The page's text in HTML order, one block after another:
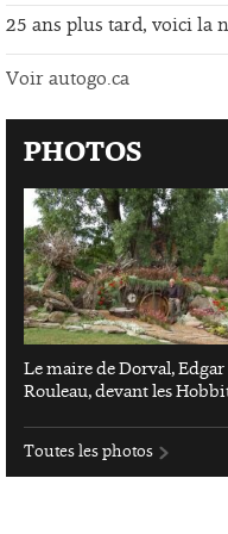
25 ans plus tard, voici la
Voir autogo.ca
PHOTOS
Le maire de Dorval, Edgar
Rouleau, devant les
Toutes les photos